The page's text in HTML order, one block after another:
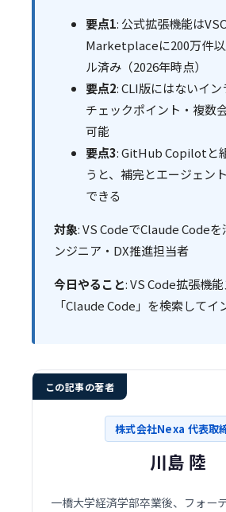
要点1: 公式拡張機能は
Marketplaceに200万件
ル済み（2026年時点）
要点2: CLI版にはないイン
チェックポイント・複数
可能
要点3: GitHub Copilotと
うと、補完とエージェン
できる
対象: VS CodeでClaude Code
ンジニア・DX推進担当者
今日やること: VS Code拡張機
「Claude Code」を検索してイ
この記事の著者
株式会社Nexa 代表取
川島 陸
一橋大学経済学部卒業後、フォー